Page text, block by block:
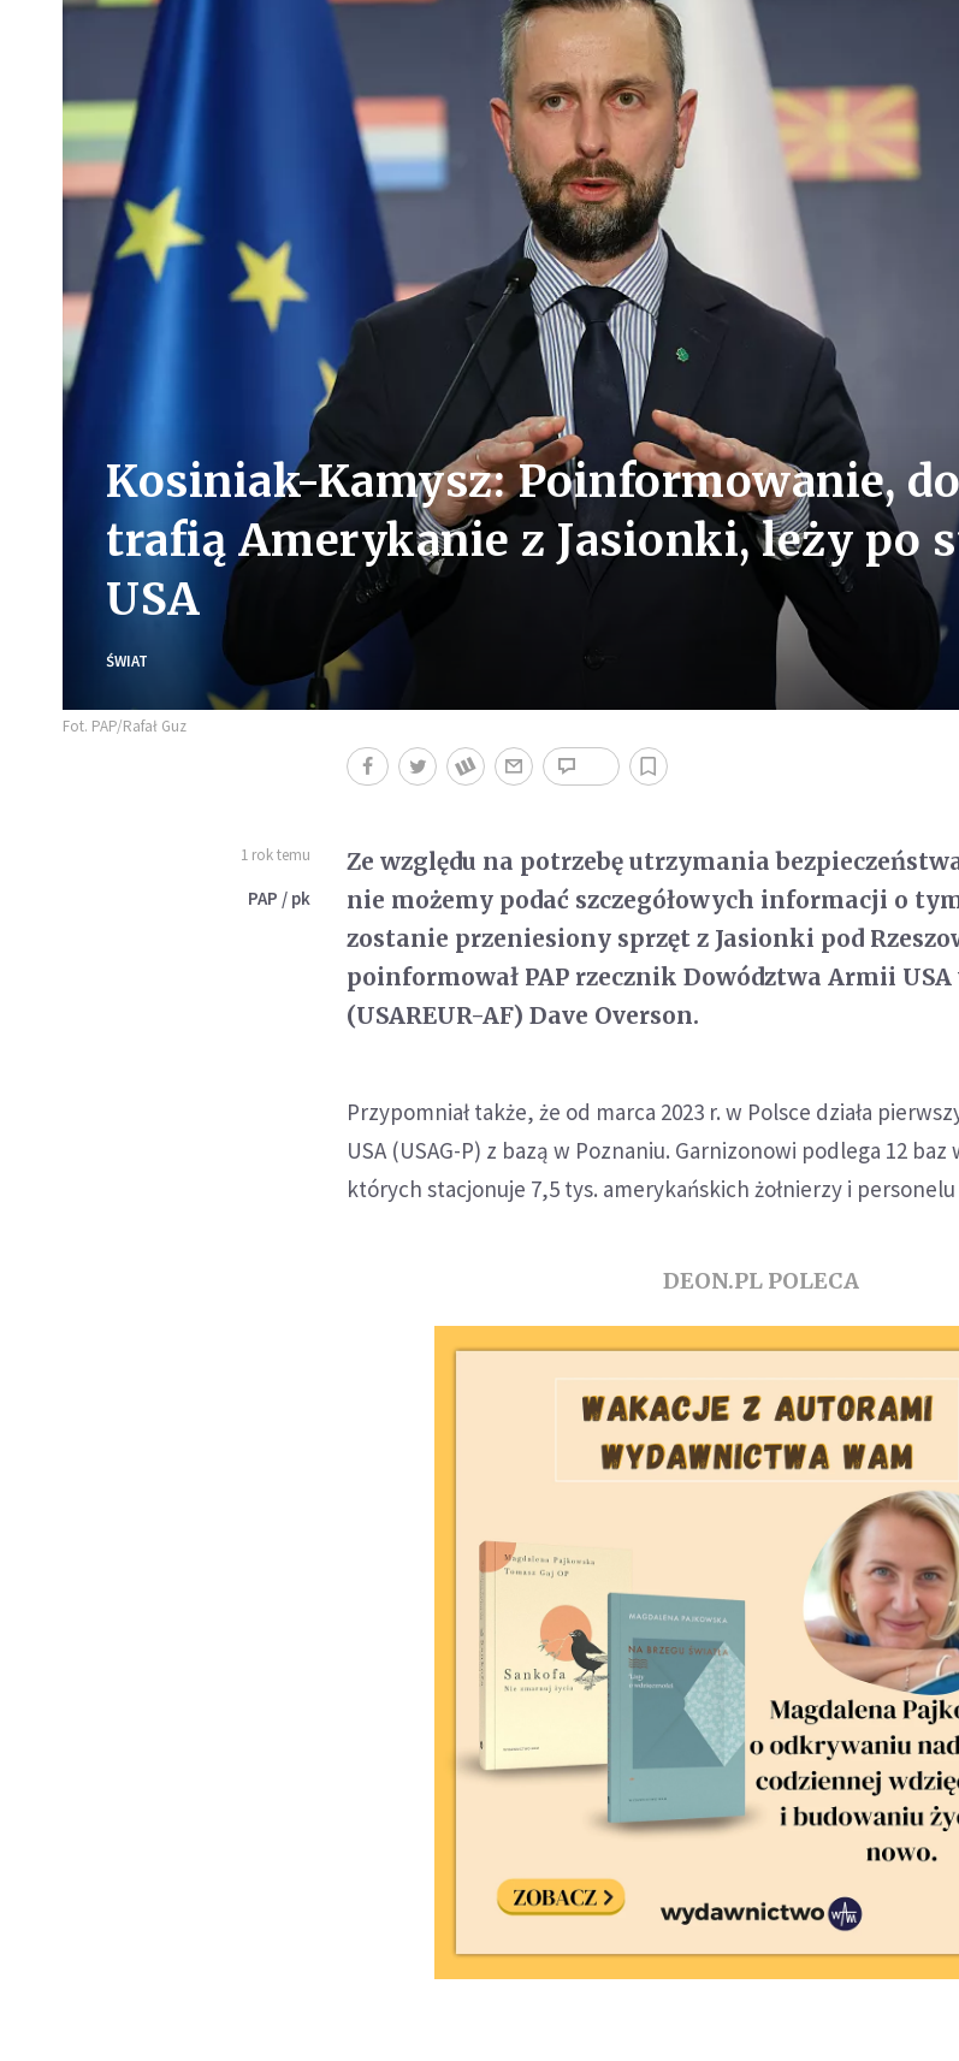
Kosiniak-Kamysz: Poinformowanie,
trafią Amerykanie z Jasionki, leży po
USA
ŚWIAT
Fot. PAP/Rafał Guz
1 rok temu
PAP / pk
Ze względu na potrzebę utrzymania
nie możemy podać szczegółowych informacji o
zostanie przeniesiony sprzęt z Jasionki pod
poinformował PAP rzecznik Dowództwa Armii
(USAREUR-AF) Dave Overson.
Przypomniał także, że od marca 2023 r. w Polsce działa
USA (USAG-P) z bazą w Poznaniu. Garnizonowi podlega 12
których stacjonuje 7,5 tys. amerykańskich żołnierzy i
DEON.PL POLECA